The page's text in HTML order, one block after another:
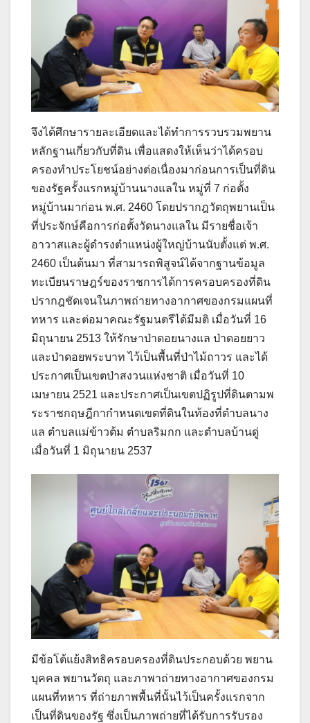
จึงได้ศึกษารายละเอียดและได้ทำการรวบรวมพยาน
หลักฐานเกี่ยวกับที่ดิน เพื่อแสดงให้เห็นว่าได้ครอบ
ครองทำประโยชน์อย่างต่อเนื่องมาก่อนการเป็นที่ดิน
ของรัฐครั้งแรกหมู่บ้านนางแลใน หมู่ที่ 7 ก่อตั้ง
หมู่บ้านมาก่อน พ.ศ. 2460 โดยปรากฎวัตถุพยานเป็น
ที่ประจักษ์คือการก่อตั้งวัดนางแลใน มีรายชื่อเจ้า
อาวาสและผู้ดำรงตำแหน่งผู้ใหญ่บ้านนับตั้งแต่ พ.ศ.
2460 เป็นต้นมา ที่สามารถพิสูจน์ได้จากฐานข้อมูล
ทะเบียนราษฎร์ของราชการได้การครอบครองที่ดิน
ปรากฎชัดเจนในภาพถ่ายทางอากาศของกรมแผนที่
ทหาร และต่อมาคณะรัฐมนตรีได้มีมติ เมื่อวันที่ 16
มิถุนายน 2513 ให้รักษาป่าดอยนางแล ป่าดอยยาว
และป่าดอยพระบาท ไว้เป็นพื้นที่ป่าไม้ถาวร และได้
ประกาศเป็นเขตป่าสงวนแห่งชาติ เมื่อวันที่ 10
เมษายน 2521 และประกาศเป็นเขตปฏิรูปที่ดินตามพ
ระราชกฤษฎีกากำหนดเขตที่ดินในท้องที่ตำบลนาง
แล ตำบลแม่ข้าวต้ม ตำบลริมกก และตำบลบ้านดู่
เมื่อวันที่ 1 มิถุนายน 2537
มีข้อโต้แย้งสิทธิครอบครองที่ดินประกอบด้วย พยาน
บุคคล พยานวัตถุ และภาพาถ่ายทางอากาศของกรม
แผนที่ทหาร ที่ถ่ายภาพพื้นที่นั้นไว้เป็นครั้งแรกจาก
เป็นที่ดินของรัฐ ซึ่งเป็นภาพถ่ายที่ได้รับการรับรอง